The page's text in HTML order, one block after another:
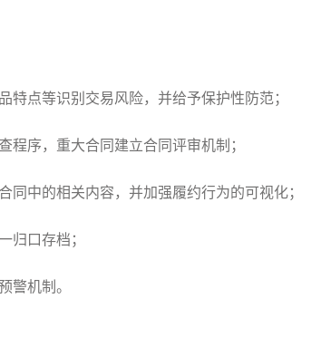
特点等识别交易风险，并给予保护性防范；
程序，重大合同建立合同评审机制；
同中的相关内容，并加强履约行为的可视化；
归口存档；
警机制。